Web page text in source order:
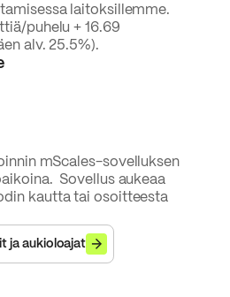
laitoksillemme.
puhelu + 16.69
alv. 25.5%).
mScales-sovelluksen
Sovellus aukeaa
kautta tai osoitteesta
ja aukioloajat